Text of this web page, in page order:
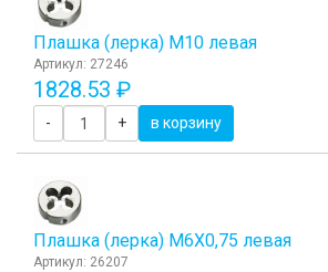
Плашка (лерка) М10 левая
Артикул: 27246
1828.53 ₽
- + в корзину
Плашка (лерка) М6Х0,75 левая
Артикул: 26207